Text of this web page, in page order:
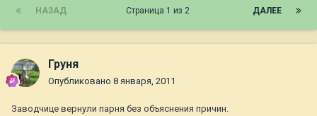
НАЗАД ДАЛЕЕ
Страница 1 из 2
Груня
Опубликовано 8 января, 2011
Заводчице вернули парня без объяснения причин.